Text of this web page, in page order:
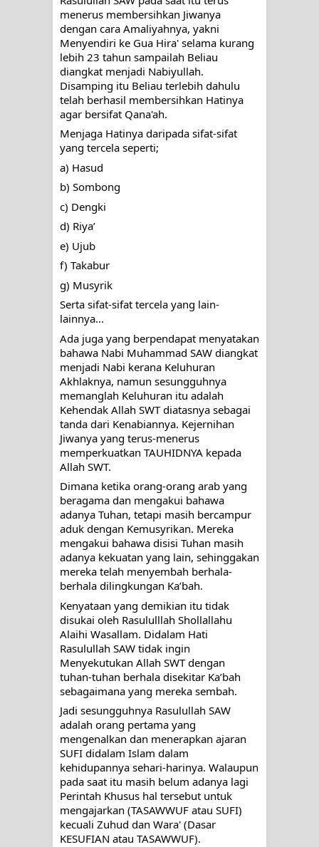
menerus membersihkan Jiwanya
dengan cara Amaliyahnya, yakni
Menyendiri ke Gua Hira' selama kurang
lebih 23 tahun sampailah Beliau
diangkat menjadi Nabiyullah.
Disamping itu Beliau terlebih dahulu
telah berhasil membersihkan Hatinya
agar bersifat Qana'ah.
Menjaga Hatinya daripada sifat-sifat
yang tercela seperti;
a) Hasud
b) Sombong
c) Dengki
d) Riya’
e) Ujub
f) Takabur
g) Musyrik
Serta sifat-sifat tercela yang lain-
lainnya...
Ada juga yang berpendapat menyatakan
bahawa Nabi Muhammad SAW diangkat
menjadi Nabi kerana Keluhuran
Akhlaknya, namun sesungguhnya
memanglah Keluhuran itu adalah
Kehendak Allah SWT diatasnya sebagai
tanda dari Kenabiannya. Kejernihan
Jiwanya yang terus-menerus
memperkuatkan TAUHIDNYA kepada
Allah SWT.
Dimana ketika orang-orang arab yang
beragama dan mengakui bahawa
adanya Tuhan, tetapi masih bercampur
aduk dengan Kemusyrikan. Mereka
mengakui bahawa disisi Tuhan masih
adanya kekuatan yang lain, sehinggakan
mereka telah menyembah berhala-
berhala dilingkungan Ka’bah.
Kenyataan yang demikian itu tidak
disukai oleh Rasululllah Shollallahu
Alaihi Wasallam. Didalam Hati
Rasulullah SAW tidak ingin
Menyekutukan Allah SWT dengan
tuhan-tuhan berhala disekitar Ka’bah
sebagaimana yang mereka sembah.
Jadi sesungguhnya Rasulullah SAW
adalah orang pertama yang
mengenalkan dan menerapkan ajaran
SUFI didalam Islam dalam
kehidupannya sehari-harinya. Walaupun
pada saat itu masih belum adanya lagi
Perintah Khusus hal tersebut untuk
mengajarkan (TASAWWUF atau SUFI)
kecuali Zuhud dan Wara' (Dasar
KESUFIAN atau TASAWWUF).